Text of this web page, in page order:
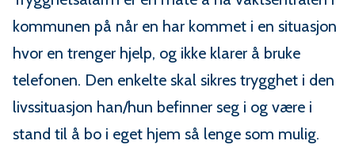
m
m
u
n
kommunen på når en har kommet i en situasjon
hvor en trenger hjelp, og ikke klarer å bruke
telefonen. Den enkelte skal sikres trygghet i den
livssituasjon han/hun befinner seg i og være i
stand til å bo i eget hjem så lenge som mulig.